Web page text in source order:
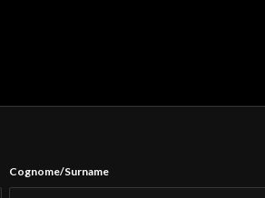
Cognome/Surname